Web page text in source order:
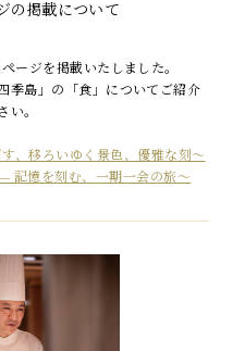
の掲載について
ージを掲載いたしました。
季島」の「食」についてご紹介
い。
、移ろいゆく景色、優雅な刻〜
記憶を刻む、一期一会の旅〜